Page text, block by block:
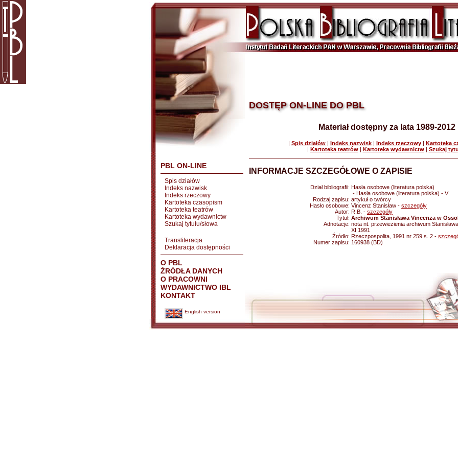
PBL ON-LINE
Spis działów
Indeks nazwisk
Indeks rzeczowy
Kartoteka czasopism
Kartoteka teatrów
Kartoteka wydawnictw
Szukaj tytułu/słowa
Transliteracja
Deklaracja dostępności
O PBL
ŹRÓDŁA DANYCH
O PRACOWNI
WYDAWNICTWO IBL
KONTAKT
English version
DOSTĘP ON-LINE DO PBL
Materiał dostępny za lata 1989-2012
| Spis działów | Indeks nazwisk | Indeks rzeczowy | Kartoteka
| Kartoteka teatrów| Kartoteka wydawnictw| Szukaj
INFORMACJE SZCZEGÓŁOWE O ZAPISIE
Dział bibliografii: Hasła osobowe (literatura polska)
- Hasła osobowe (literatura polska) - V
Rodzaj zapisu: artykuł o twórcy
Hasło osobowe: Vincenz Stanisław - szczegóły
Autor: R.B. - szczegóły
Tytuł: Archiwum Stanisława Vincenza w
Adnotacje: nota nt. przewiezienia archiwum
XI 1991
Źródło: Rzeczpospolita, 1991 nr 259 s. 2 -
Numer zapisu: 160938 (BD)